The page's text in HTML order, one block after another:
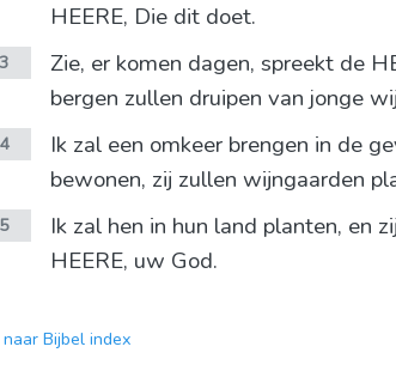
HEERE, Die dit doet.
Zie, er komen dagen, spreekt de
bergen zullen druipen van jonge
Ik zal een omkeer brengen in de
bewonen, zij zullen wijngaarden
Ik zal hen in hun land planten, en
HEERE, uw God.
Bijbel index